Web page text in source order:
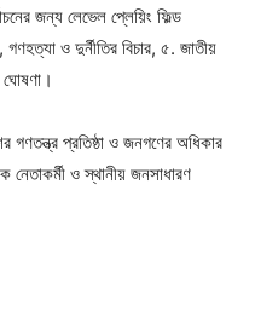
জন্য লেভেল প্লেয়িং ফিল্ড
ও দুর্নীতির বিচার, ৫. জাতীয়
ঘোষণা।
গণতন্ত্র প্রতিষ্ঠা ও জনগণের অধিকার
ও স্থানীয় জনসাধারণ